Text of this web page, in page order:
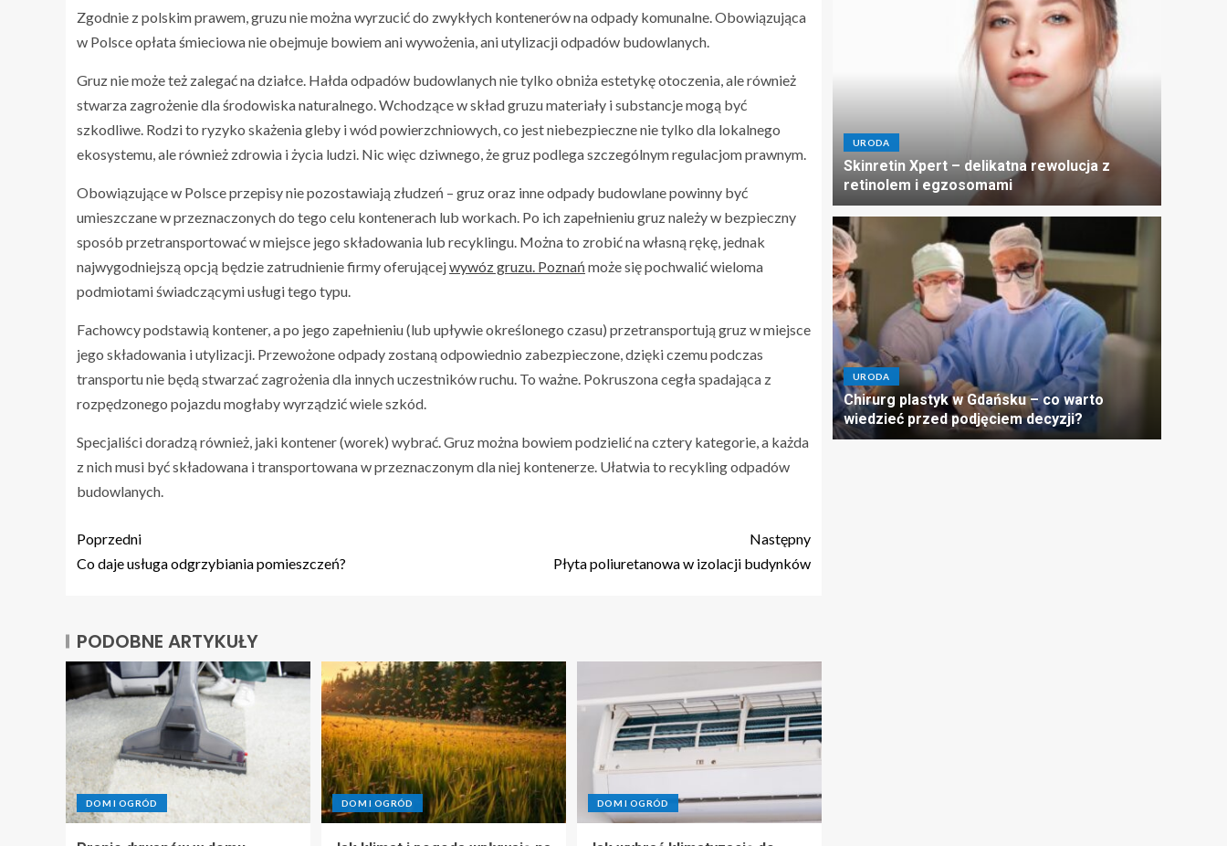
Zgodnie z polskim prawem, gruzu nie można wyrzucić do zwykłych kontenerów na odpady komunalne. Obowiązująca
w Polsce opłata śmieciowa nie obejmuje bowiem ani wywożenia, ani utylizacji odpadów budowlanych.
Gruz nie może też zalegać na działce. Hałda odpadów budowlanych nie tylko obniża estetykę otoczenia, ale również
stwarza zagrożenie dla środowiska naturalnego. Wchodzące w skład gruzu materiały i substancje mogą być
szkodliwe. Rodzi to ryzyko skażenia gleby i wód powierzchniowych, co jest niebezpieczne nie tylko dla lokalnego
ekosystemu, ale również zdrowia i życia ludzi. Nic więc dziwnego, że gruz podlega szczególnym regulacjom prawnym.
Obowiązujące w Polsce przepisy nie pozostawiają złudzeń – gruz oraz inne odpady budowlane powinny być
umieszczane w przeznaczonych do tego celu kontenerach lub workach. Po ich zapełnieniu gruz należy w bezpieczny
sposób przetransportować w miejsce jego składowania lub recyklingu. Można to zrobić na własną rękę, jednak
najwygodniejszą opcją będzie zatrudnienie firmy oferującejwywóz gruzu. Poznań może się pochwalić wieloma
podmiotami świadczącymi usługi tego typu.
Fachowcy podstawią kontener, a po jego zapełnieniu (lub upływie określonego czasu) przetransportują gruz w miejsce
jego składowania i utylizacji. Przewożone odpady zostaną odpowiednio zabezpieczone, dzięki czemu podczas
transportu nie będą stwarzać zagrożenia dla innych uczestników ruchu. To ważne. Pokruszona cegła spadająca z
rozpędzonego pojazdu mogłaby wyrządzić wiele szkód.
Specjaliści doradzą również, jaki kontener (worek) wybrać. Gruz można bowiem podzielić na cztery kategorie, a każda
z nich musi być składowana i transportowana w przeznaczonym dla niej kontenerze. Ułatwia to recykling odpadów
budowlanych.
Poprzedni
Co daje usługa odgrzybiania pomieszczeń?
Następny
Płyta poliuretanowa w izolacji budynków
PODOBNE ARTYKUŁY
DOM I OGRÓD DOM I OGRÓD DOM I OGRÓD
URODA
Skinretin Xpert – delikatna rewolucja z
retinolem i egzosomami
URODA
Chirurg plastyk w Gdańsku – co warto
wiedzieć przed podjęciem decyzji?